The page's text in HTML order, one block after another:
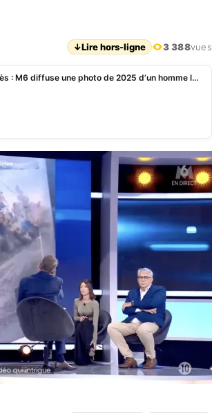
↓Lire hors-ligne 3 388vues
Xavier Dupont de Ligonnès : M6 diffuse une photo de 2025 d’un homme lui ressemblant capturée par une caméra Tesla